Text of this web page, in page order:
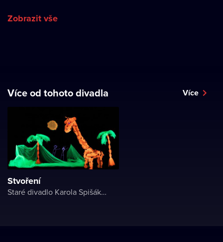
Zobrazit vše
Více od tohoto divadla Více
Stvoření
Staré divadlo Karola Spišáka v Nitre